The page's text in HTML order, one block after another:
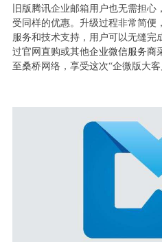
旧版腾讯企业邮箱用户也无需担
受同样的优惠。升级过程非常简便
服务和技术支持，用户可以无缝完
过官网直购或其他企业微信服务商
至桑桥网络，享受这次“企微版大客